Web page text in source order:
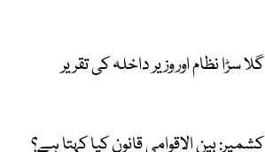
گلا سڑا نظام اور وزیر داخلہ کی تقریر
کشمیر: بین الاقوامی قانون کیا کہتا ہے؟